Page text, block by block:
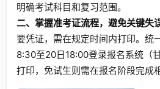
明确考试科目和复习范围。
二、掌握准考证流程，避免关键失
要凭证，需在规定时间内打印。统
8:30至20日18:00登录报名系统（
打印，免试生则需在报名阶段完成